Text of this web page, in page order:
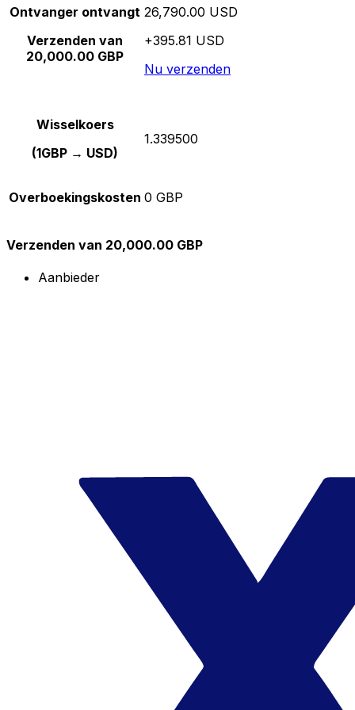
Ontvanger ontvangt
Verzenden van
20,000.00 GBP
26,790.00 USD
+395.81 USD
Nu verzenden
Wisselkoers
(1GBP → USD)
1.339500
Overboekingskosten 0 GBP
Verzenden van 20,000.00 GBP
Aanbieder